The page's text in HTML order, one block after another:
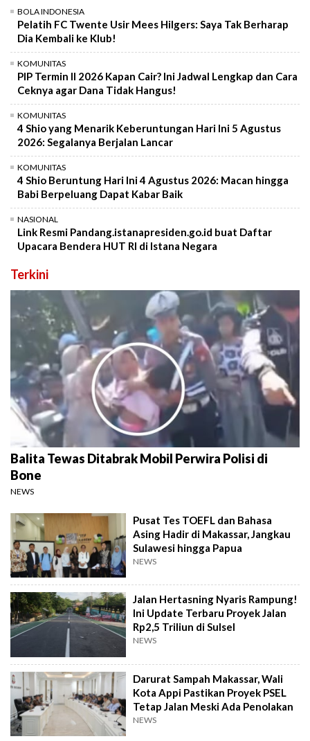
BOLA INDONESIA
Pelatih FC Twente Usir Mees Hilgers: Saya Tak Berharap
Dia Kembali ke Klub!
KOMUNITAS
PIP Termin II 2026 Kapan Cair? Ini Jadwal Lengkap dan Cara
Ceknya agar Dana Tidak Hangus!
KOMUNITAS
4 Shio yang Menarik Keberuntungan Hari Ini 5 Agustus
2026: Segalanya Berjalan Lancar
KOMUNITAS
4 Shio Beruntung Hari Ini 4 Agustus 2026: Macan hingga
Babi Berpeluang Dapat Kabar Baik
NASIONAL
Link Resmi Pandang.istanapresiden.go.id buat Daftar
Upacara Bendera HUT RI di Istana Negara
Terkini
Balita Tewas Ditabrak Mobil Perwira Polisi di
Bone
NEWS
Pusat Tes TOEFL dan Bahasa
Asing Hadir di Makassar, Jangkau
Sulawesi hingga Papua
NEWS
Jalan Hertasning Nyaris Rampung!
Ini Update Terbaru Proyek Jalan
Rp2,5 Triliun di Sulsel
NEWS
Darurat Sampah Makassar, Wali
Kota Appi Pastikan Proyek PSEL
Tetap Jalan Meski Ada Penolakan
NEWS